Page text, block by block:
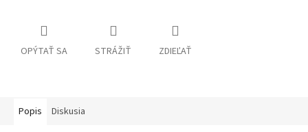
OPÝTAŤ SA STRÁŽIŤ ZDIEĽAŤ
Popis Diskusia